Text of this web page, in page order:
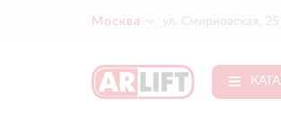
Москва ул. Смирновская,